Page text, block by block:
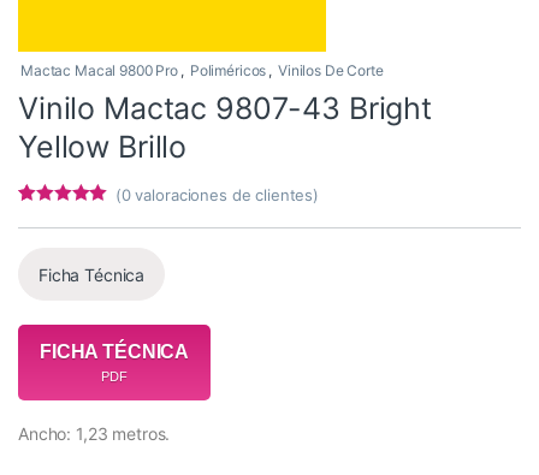
Mactac Macal 9800 Pro , Poliméricos , Vinilos De Corte
Vinilo Mactac 9807-43 Bright
Yellow Brillo
valoración de
un cliente
(0valoraciones de clientes)
Ficha Técnica
FICHA TÉCNICA
PDF
Ancho: 1,23 metros.